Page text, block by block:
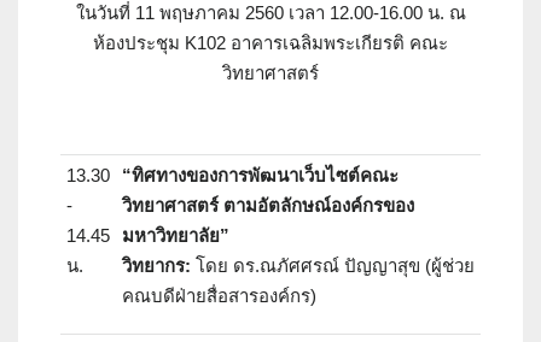
ในวันที่ 11 พฤษภาคม 2560 เวลา 12.00-16.00 น. ณ
ห้องประชุม K102 อาคารเฉลิมพระเกียรติ คณะ
วิทยาศาสตร์
13.30
-
14.45
น.
“ทิศทางของการพัฒนาเว็บไซต์คณะ
วิทยาศาสตร์ ตามอัตลักษณ์องค์กรของ
มหาวิทยาลัย”
วิทยากร: โดย ดร.ณภัศศรณ์ ปัญญาสุข (ผู้ช่วย
คณบดีฝ่ายสื่อสารองค์กร)